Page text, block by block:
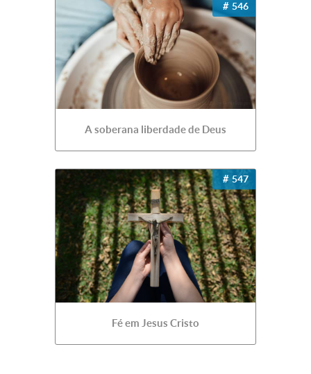
546
A soberana liberdade de Deus
547
Fé em Jesus Cristo